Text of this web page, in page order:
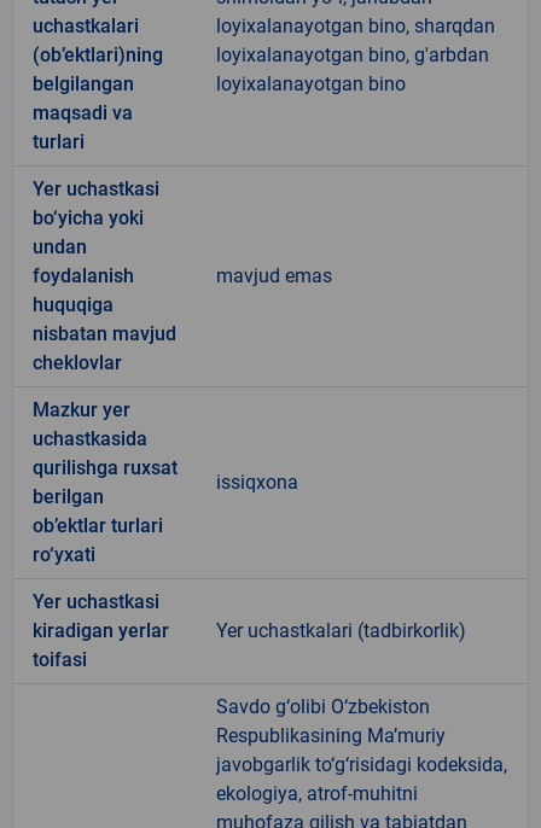
uchastkalari
(ob’ektlari)ning
belgilangan
maqsadi va
turlari
loyixalanayotgan bino, sharqdan
loyixalanayotgan bino, g'arbdan
loyixalanayotgan bino
Yer uchastkasi
bo‘yicha yoki
undan
foydalanish
huquqiga
nisbatan mavjud
cheklovlar
mavjud emas
Mazkur yer
uchastkasida
qurilishga ruxsat
berilgan
ob’ektlar turlari
ro‘yxati
issiqxona
Yer uchastkasi
kiradigan yerlar
toifasi
Yer uchastkalari (tadbirkorlik)
Savdo g‘olibi O‘zbekiston
Respublikasining Ma’muriy
javobgarlik to‘g‘risidagi kodeksida,
ekologiya, atrof-muhitni
muhofaza qilish va tabiatdan